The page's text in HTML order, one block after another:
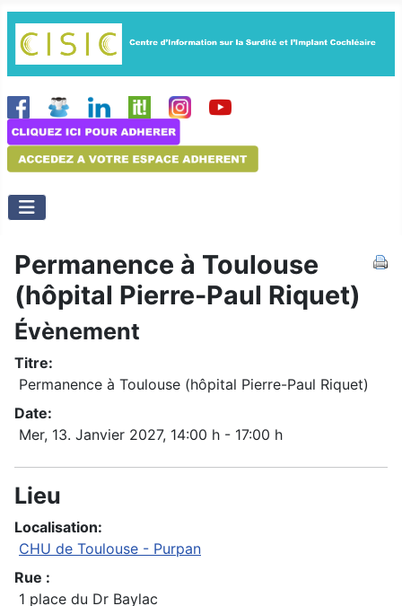
Permanence à Toulouse
(hôpital Pierre-Paul Riquet)
Évènement
Titre:
Permanence à Toulouse (hôpital Pierre-Paul Riquet)
Date:
Mer, 13. Janvier 2027, 14:00 h - 17:00 h
Lieu
Localisation:
CHU de Toulouse - Purpan
Rue :
1 place du Dr Baylac